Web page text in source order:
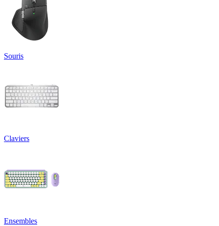
Souris
Claviers
Ensembles